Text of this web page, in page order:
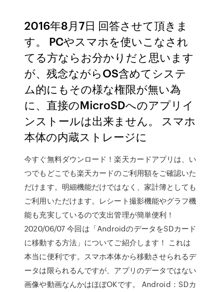
2016年8月7日 回答させて頂きま
す。 PCやスマホを使いこなされ
てる方ならお分かりだと思います
が、残念ながらOS含めてシステ
ム的にもその様な権限が無い為
に、直接のMicroSDへのアプリイ
ンストールは出来ません。 スマホ
本体の内蔵ストレージに
今すぐ無料ダウンロード！楽天カードアプリは、い
つでもどこでも楽天カードのご利用額をご確認いた
だけます。明細機能だけではなく、家計簿としても
ご利用いただけます。レシート撮影機能やグラフ機
能も充実しているので支出管理が簡単便利！
2020/06/07 今回は「AndroidのデータをSDカード
に移動する方法」についてご紹介します！ これは
本当に便利です。スマホ本体から移動させられるデ
ータは限られるんですが、アプリのデータではない
画像や動画なんかはほぼOKです。 Android：SDカ